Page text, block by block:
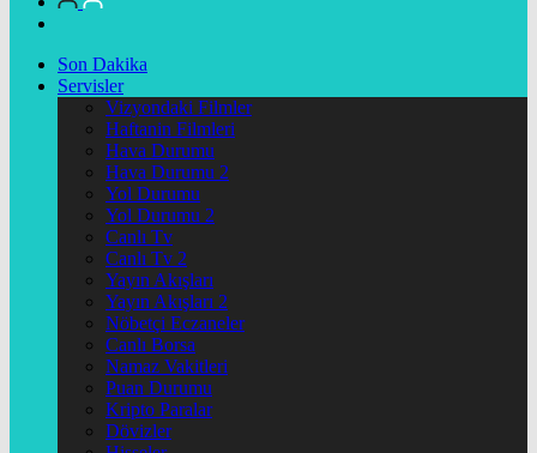
Son Dakika
Servisler
Vizyondaki Filmler
Haftanin Filmleri
Hava Durumu
Hava Durumu 2
Yol Durumu
Yol Durumu 2
Canlı Tv
Canlı Tv 2
Yayın Akışları
Yayın Akışları 2
Nöbetçi Eczaneler
Canlı Borsa
Namaz Vakitleri
Puan Durumu
Kripto Paralar
Dövizler